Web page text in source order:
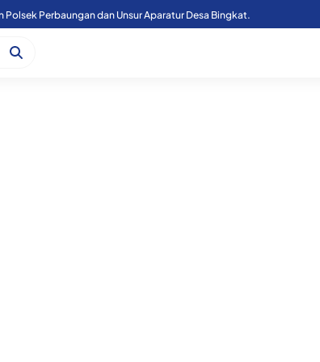
Polsek Perbaungan dan Unsur Aparatur Desa Bingkat.